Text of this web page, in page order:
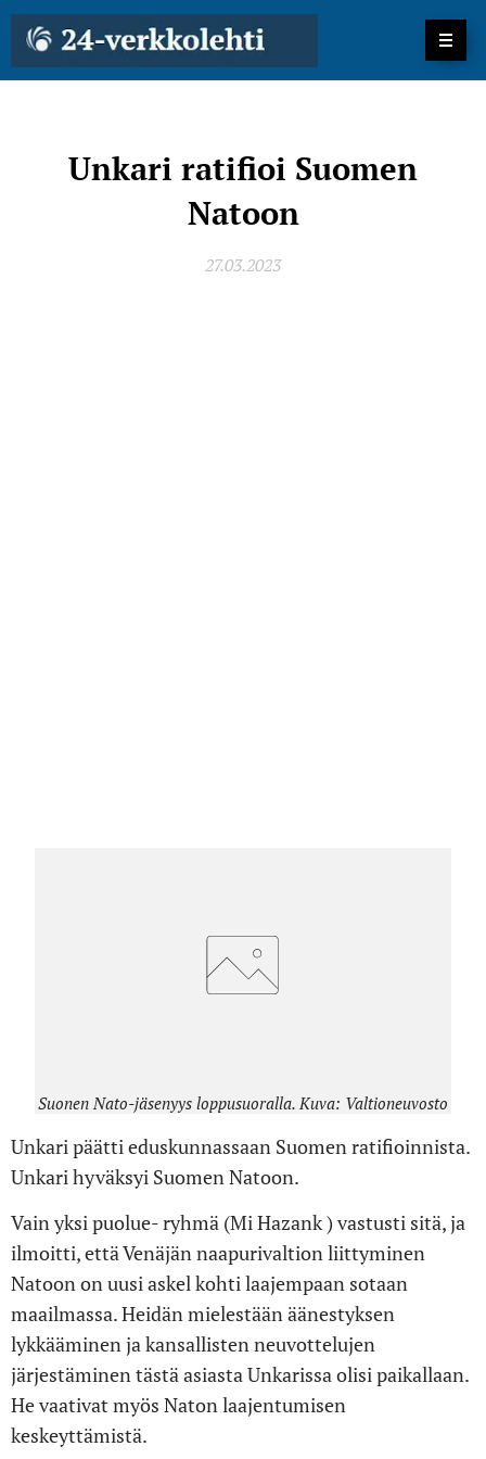
Unkari ratifioi Suomen
Natoon
27.03.2023
Suonen Nato-jäsenyys loppusuoralla. Kuva: Valtioneuvosto
Unkari päätti eduskunnassaan Suomen ratifioinnista.
Unkari hyväksyi Suomen Natoon.
Vain yksi puolue- ryhmä (Mi Hazank ) vastusti sitä, ja
ilmoitti, että Venäjän naapurivaltion liittyminen
Natoon on uusi askel kohti laajempaan sotaan
maailmassa. Heidän mielestään äänestyksen
lykkääminen ja kansallisten neuvottelujen
järjestäminen tästä asiasta Unkarissa olisi paikallaan.
He vaativat myös Naton laajentumisen
keskeyttämistä.